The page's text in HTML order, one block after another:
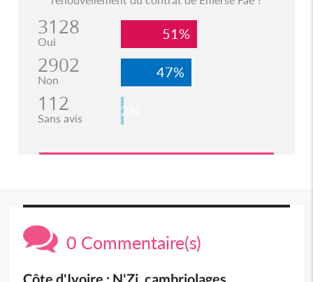
3128
Oui 51%
2902
Non 47%
112
Sans avis 2%
0 Commentaire(s)
Côte d'Ivoire : N'Zi, cambriolages